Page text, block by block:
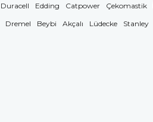
Duracell Edding Catpower Çekomastik
Dremel Beybi Akçalı Lüdecke Stanley